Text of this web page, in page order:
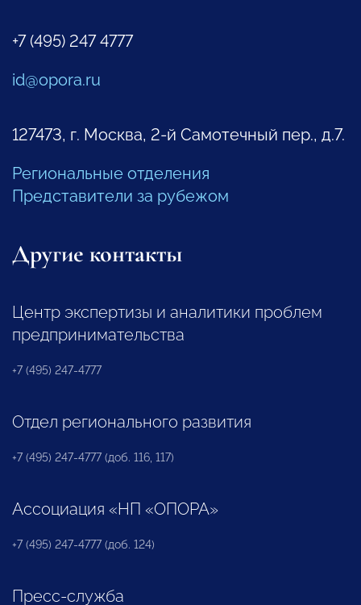
+7 (495) 247 4777
id@opora.ru
127473, г. Москва, 2-й Самотечный пер., д.7.
Региональные отделения
Представители за рубежом
Другие контакты
Центр экспертизы и аналитики проблем
предпринимательства
+7 (495) 247-4777
Отдел регионального развития
+7 (495) 247-4777 (доб. 116, 117)
Ассоциация «НП «ОПОРА»
+7 (495) 247-4777 (доб. 124)
Пресс-служба